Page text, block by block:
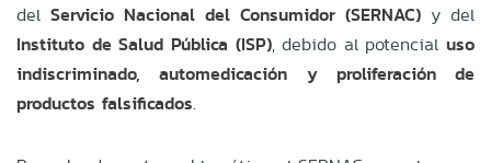
del Servicio Nacional del Consumidor (SERNAC) y del
Instituto de Salud Pública (ISP), debido al potencial uso
indiscriminado, automedicación y proliferación de
productos falsificados.